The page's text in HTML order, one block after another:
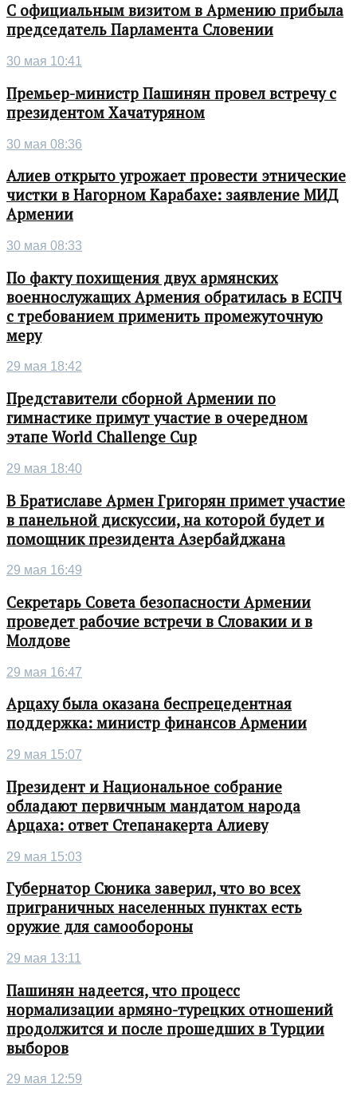
С официальным визитом в Армению прибыла
председатель Парламента Словении
30 мая 10:41
Премьер-министр Пашинян провел встречу с
президентом Хачатуряном
30 мая 08:36
Алиев открыто угрожает провести этнические
чистки в Нагорном Карабахе: заявление МИД
Армении
30 мая 08:33
По факту похищения двух армянских
военнослужащих Армения обратилась в ЕСПЧ
с требованием применить промежуточную
меру
29 мая 18:42
Представители сборной Армении по
гимнастике примут участие в очередном
этапе World Challenge Cup
29 мая 18:40
В Братиславе Армен Григорян примет участие
в панельной дискуссии, на которой будет и
помощник президента Азербайджана
29 мая 16:49
Секретарь Совета безопасности Армении
проведет рабочие встречи в Словакии и в
Молдове
29 мая 16:47
Арцаху была оказана беспрецедентная
поддержка: министр финансов Армении
29 мая 15:07
Президент и Национальное собрание
обладают первичным мандатом народа
Арцаха: ответ Степанакерта Алиеву
29 мая 15:03
Губернатор Сюника заверил, что во всех
приграничных населенных пунктах есть
оружие для самообороны
29 мая 13:11
Пашинян надеется, что процесс
нормализации армяно-турецких отношений
продолжится и после прошедших в Турции
выборов
29 мая 12:59